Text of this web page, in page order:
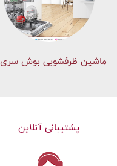
ماشین ظرفشویی بوش سری 8
پشتیبانی آنلاین